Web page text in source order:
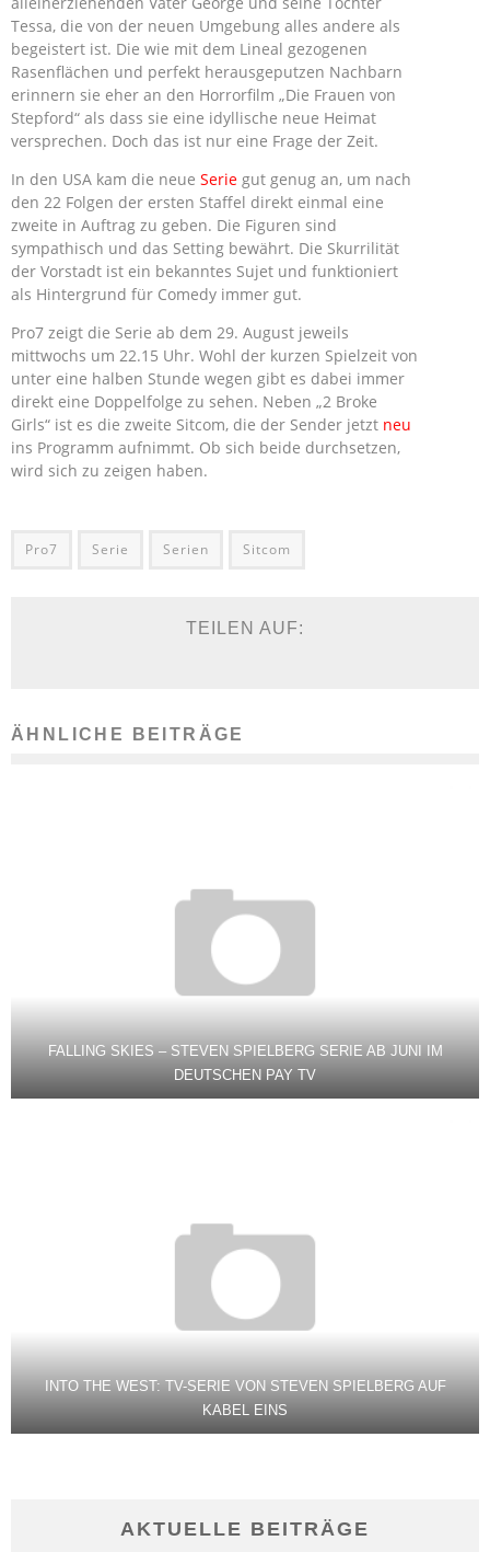
Tessa, die von der neuen Umgebung alles andere als
begeistert ist. Die wie mit dem Lineal gezogenen
Rasenflächen und perfekt herausgeputzen Nachbarn
erinnern sie eher an den Horrorfilm „Die Frauen von
Stepford“ als dass sie eine idyllische neue Heimat
versprechen. Doch das ist nur eine Frage der Zeit.
In den USA kam die neue Serie gut genug an, um nach
den 22 Folgen der ersten Staffel direkt einmal eine
zweite in Auftrag zu geben. Die Figuren sind
sympathisch und das Setting bewährt. Die Skurrilität
der Vorstadt ist ein bekanntes Sujet und funktioniert
als Hintergrund für Comedy immer gut.
Pro7 zeigt die Serie ab dem 29. August jeweils
mittwochs um 22.15 Uhr. Wohl der kurzen Spielzeit von
unter eine halben Stunde wegen gibt es dabei immer
direkt eine Doppelfolge zu sehen. Neben „2 Broke
Girls“ ist es die zweite Sitcom, die der Sender jetzt neu
ins Programm aufnimmt. Ob sich beide durchsetzen,
wird sich zu zeigen haben.
Pro7 Serie Serien Sitcom
TEILEN AUF:
ÄHNLICHE BEITRÄGE
FALLING SKIES – STEVEN SPIELBERG SERIE AB JUNI IM
DEUTSCHEN PAY TV
INTO THE WEST: TV-SERIE VON STEVEN SPIELBERG AUF
KABEL EINS
AKTUELLE BEITRÄGE